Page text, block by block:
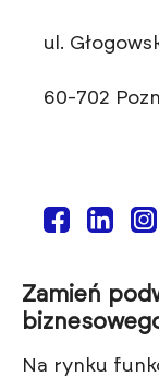
ul.
60-702
Zamień
Na rynku